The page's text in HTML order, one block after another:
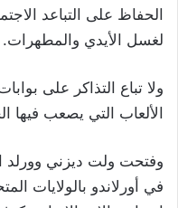
الحفاظ على التباعد
لغسل الأيدي والمطهرات.
ولا تباع التذاكر على
الألعاب التي يصعب فيها
وفتحت ولت ديزني وورلد
في أورلاندو بالولايات